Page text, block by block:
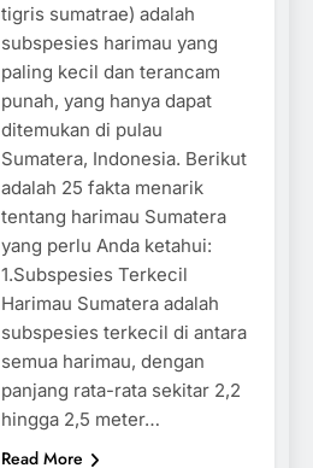
tigris sumatrae) adalah
subspesies harimau yang
paling kecil dan terancam
punah, yang hanya dapat
ditemukan di pulau
Sumatera, Indonesia. Berikut
adalah 25 fakta menarik
tentang harimau Sumatera
yang perlu Anda ketahui:
1.Subspesies Terkecil
Harimau Sumatera adalah
subspesies terkecil di antara
semua harimau, dengan
panjang rata-rata sekitar 2,2
hingga 2,5 meter…
Read More